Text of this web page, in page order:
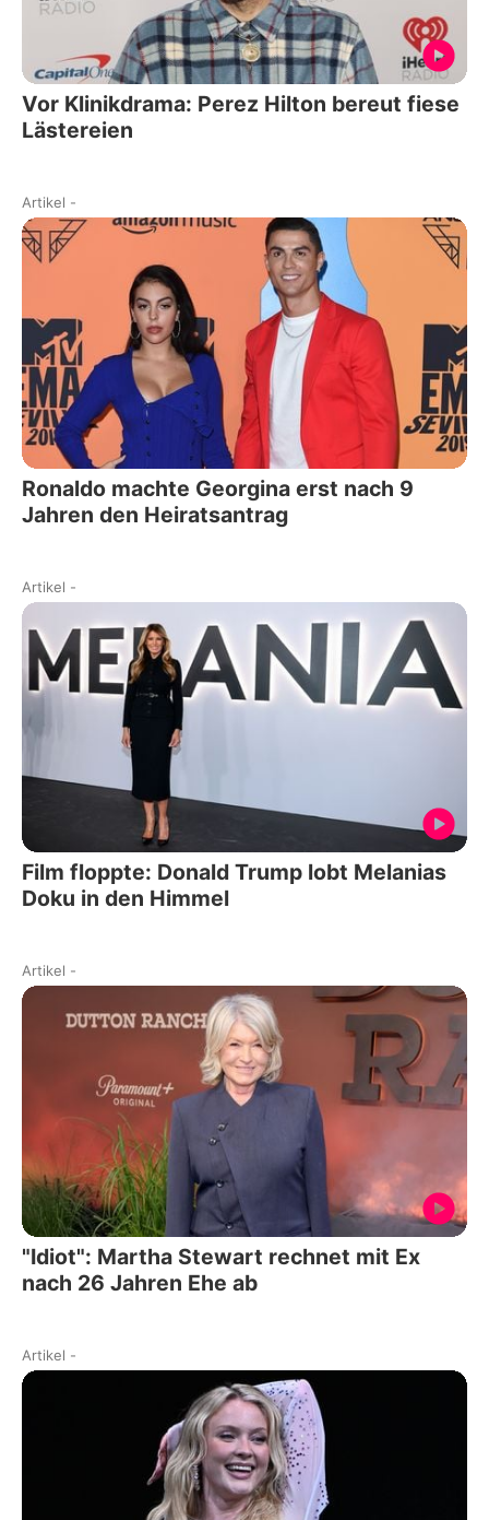
Vor Klinikdrama: Perez Hilton bereut fiese
Lästereien
Artikel -
Ronaldo machte Georgina erst nach 9
Jahren den Heiratsantrag
Artikel -
Film floppte: Donald Trump lobt Melanias
Doku in den Himmel
Artikel -
"Idiot": Martha Stewart rechnet mit Ex
nach 26 Jahren Ehe ab
Artikel -